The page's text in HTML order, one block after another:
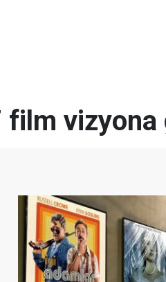
film vizyona